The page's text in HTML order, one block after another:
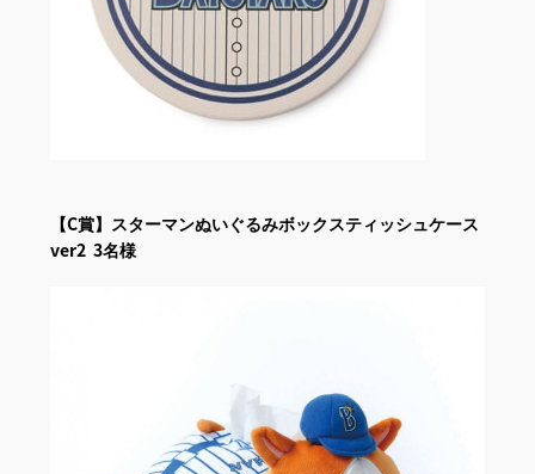
【C賞】スターマンぬいぐるみボックスティッシュケース
ver2 3名様